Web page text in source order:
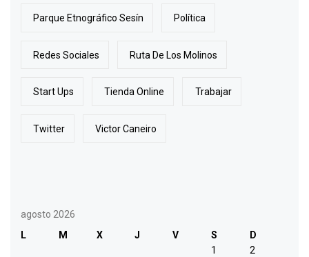
Parque Etnográfico Sesín Política
Redes Sociales Ruta De Los Molinos
Start Ups Tienda Online Trabajar
Twitter Victor Caneiro
agosto 2026
L
M X J V S
D
1
2